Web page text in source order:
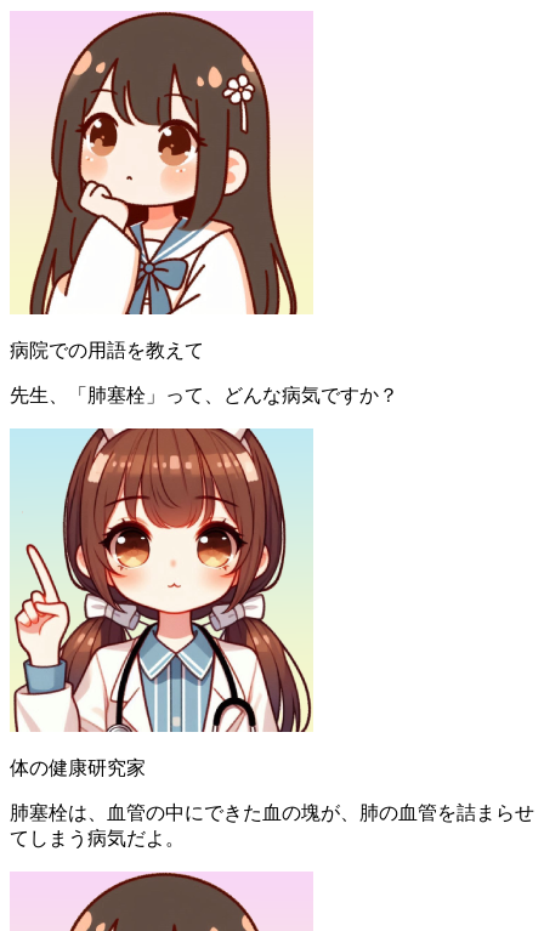
病院での用語を教えて
先生、「肺塞栓」って、どんな病気ですか？
体の健康研究家
肺塞栓は、血管の中にできた血の塊が、肺の血管を詰まらせ
てしまう病気だよ。